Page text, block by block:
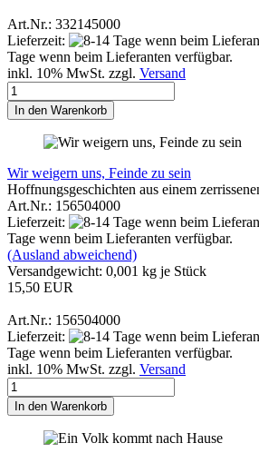
Art.Nr.: 332145000
Lieferzeit:
Tage wenn beim Lieferanten verfügbar.
inkl. 10% MwSt. zzgl. Versand
In den Warenkorb
Wir weigern uns, Feinde zu sein
Hoffnungsgeschichten aus einem
Art.Nr.: 156504000
Lieferzeit:
Tage wenn beim Lieferanten verfügbar.
(Ausland abweichend)
Versandgewicht: 0,001 kg je Stück
15,50 EUR
Art.Nr.: 156504000
Lieferzeit:
Tage wenn beim Lieferanten verfügbar.
inkl. 10% MwSt. zzgl. Versand
In den Warenkorb